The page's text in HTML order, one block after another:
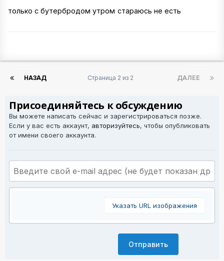
только с бутербродом утром стараюсь не есть
НАЗАД ДАЛЕЕ
Страница 2 из 2
Присоединяйтесь к обсуждению
Вы можете написать сейчас и зарегистрироваться позже.
Если у вас есть аккаунт, авторизуйтесь, чтобы опубликовать
от имени своего аккаунта.
Указать URL изображения
Отправить